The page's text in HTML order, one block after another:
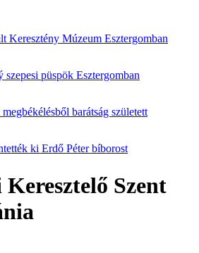
Keresztény Múzeum Esztergomban
szepesi püspök Esztergomban
barátság született
ki Erdő Péter bíborost
Keresztelő Szent